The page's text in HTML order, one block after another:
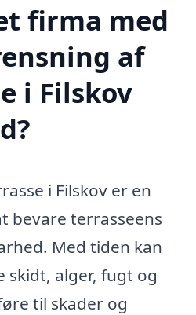
firma med
af
i Filskov
i Filskov er en
bevare terrasseens
Med tiden kan
alger, fugt og
til skader og